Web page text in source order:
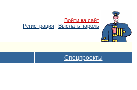
Войти на сайт
Регистрация | Выслать пароль
Спецпроекты